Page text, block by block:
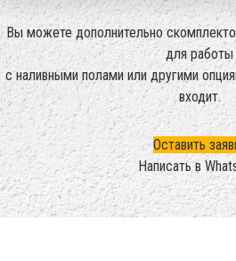
Вы можете дополнительно
для работы
с наливными полами или другими
входит.
Оставить
Написать в